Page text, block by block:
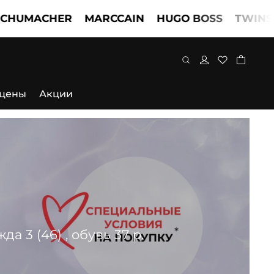
MARCCAIN HUGO BOSS TWINSET
Акции
3 (46) , обувь 37 р.